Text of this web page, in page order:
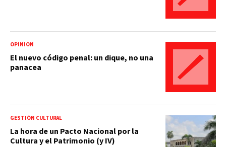
OPINIÓN
El nuevo código penal: un dique, no una
panacea
GESTIÓN CULTURAL
La hora de un Pacto Nacional por la
Cultura y el Patrimonio (y IV)